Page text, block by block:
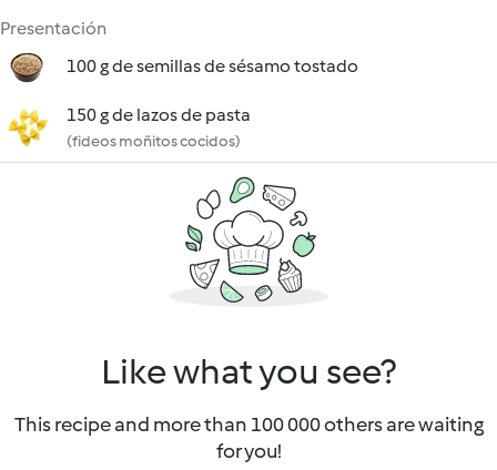
Presentación
100 g de semillas de sésamo tostado
150 g de lazos de pasta
(fideos moñitos cocidos)
Like what you see?
This recipe and more than 100 000 others are waiting
for you!